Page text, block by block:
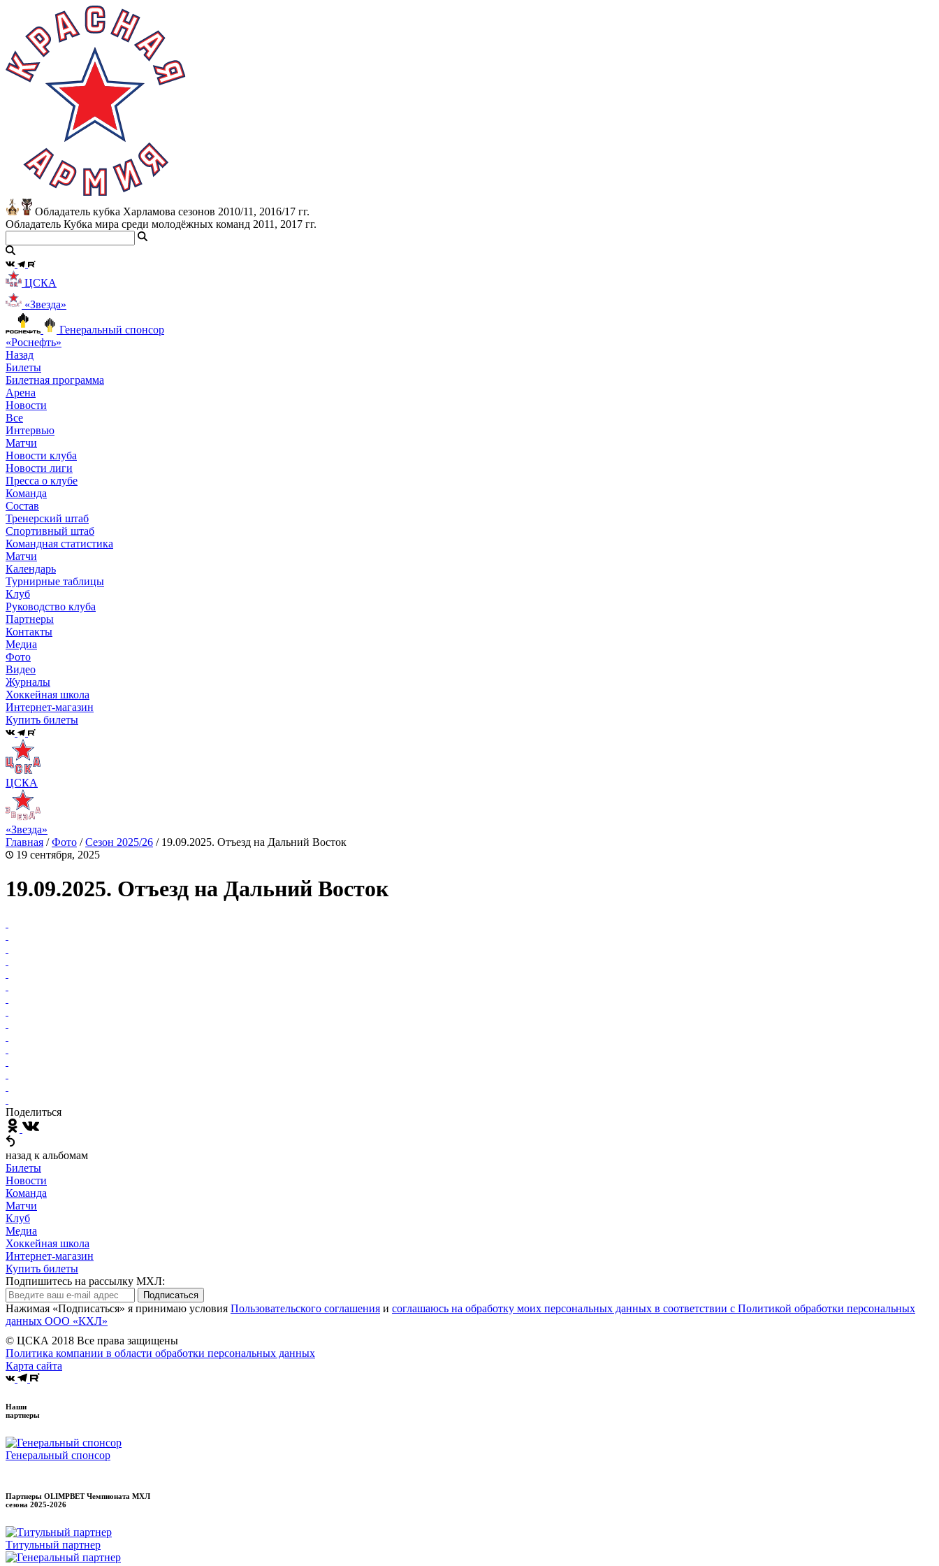
Обладатель кубка Харламова сезонов 2010/11, 2016/17 гг.
Обладатель Кубка мира среди молодёжных команд 2011, 2017 гг.
ЦСКА
«Звезда»
Генеральный спонсор
«Роснефть»
Назад
Билеты
Билетная программа
Арена
Новости
Все
Интервью
Матчи
Новости клуба
Новости лиги
Пресса о клубе
Команда
Состав
Тренерский штаб
Спортивный штаб
Командная статистика
Матчи
Календарь
Турнирные таблицы
Клуб
Руководство клуба
Партнеры
Контакты
Медиа
Фото
Видео
Журналы
Хоккейная школа
Интернет-магазин
Купить билеты
ЦСКА
«Звезда»
Главная /Фото /Сезон 2025/26 / 19.09.2025. Отъезд на Дальний Восток
19 сентября, 2025
19.09.2025. Отъезд на Дальний Восток
Поделиться
назад к альбомам
Билеты
Новости
Команда
Матчи
Клуб
Медиа
Хоккейная школа
Интернет-магазин
Купить билеты
Подпишитесь на рассылку МХЛ:
Подписаться
Нажимая «Подписаться» я принимаю условия Пользовательского соглашения и соглашаюсь на обработку моих персональных данных в соответствии с Политикой обработки персональных
данных ООО «КХЛ»
© ЦСКА 2018 Все права защищены
Политика компании в области обработки персональных данных
Карта сайта
Наши
партнеры
Генеральный спонсор
Партнеры OLIMPBET Чемпионата МХЛ
сезона 2025-2026
Титульный партнер